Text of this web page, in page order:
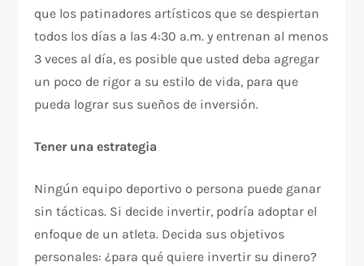
que los patinadores artísticos que se despiertan
todos los días a las 4:30 a.m. y entrenan al menos
3 veces al día, es posible que usted deba agregar
un poco de rigor a su estilo de vida, para que
pueda lograr sus sueños de inversión.
Tener una estrategia
Ningún equipo deportivo o persona puede ganar
sin tácticas. Si decide invertir, podría adoptar el
enfoque de un atleta. Decida sus objetivos
personales: ¿para qué quiere invertir su dinero?